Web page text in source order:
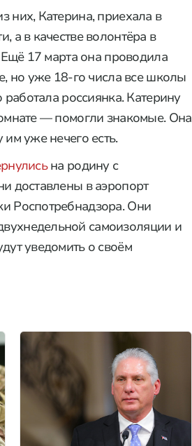
них, Катерина, приехала в
а в качестве волонтёра в
Ещё 17 марта она проводила
но уже 18-го числа все школы
россиянка. Катерину
— помогли знакомые. Она
уже нечего есть.
на родину с
доставлены в аэропорт
Роспотребнадзора. Они
самоизоляции и
уведомить о своём